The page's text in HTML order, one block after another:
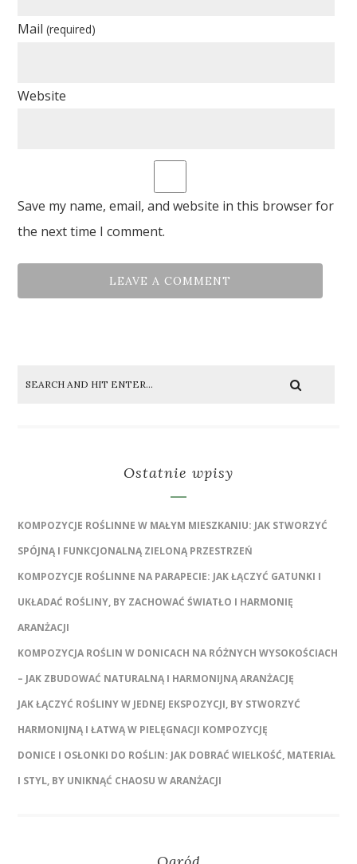
Mail(required)
Website
Save my name, email, and website in this browser for
the next time I comment.
Ostatnie wpisy
KOMPOZYCJE ROŚLINNE W MAŁYM MIESZKANIU: JAK STWORZYĆ
SPÓJNĄ I FUNKCJONALNĄ ZIELONĄ PRZESTRZEŃ
KOMPOZYCJE ROŚLINNE NA PARAPECIE: JAK ŁĄCZYĆ GATUNKI I
UKŁADAĆ ROŚLINY, BY ZACHOWAĆ ŚWIATŁO I HARMONIĘ
ARANŻACJI
KOMPOZYCJA ROŚLIN W DONICACH NA RÓŻNYCH WYSOKOŚCIACH
– JAK ZBUDOWAĆ NATURALNĄ I HARMONIJNĄ ARANŻACJĘ
JAK ŁĄCZYĆ ROŚLINY W JEDNEJ EKSPOZYCJI, BY STWORZYĆ
HARMONIJNĄ I ŁATWĄ W PIELĘGNACJI KOMPOZYCJĘ
DONICE I OSŁONKI DO ROŚLIN: JAK DOBRAĆ WIELKOŚĆ, MATERIAŁ
I STYL, BY UNIKNĄĆ CHAOSU W ARANŻACJI